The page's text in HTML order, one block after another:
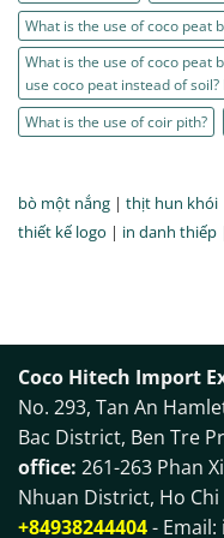
What is the use of coco peat
What is the use of coco peat
use coco peat instead of
What is the use of coir pith?
bò một nắng | thịt hun khói
thiết kế logo | in danh thiếp
Coco Hitech Import
No. 293, Tan An
Bac District, Ben Tre
office: 261-263 Phan
Nhuan District, Ho
+84938244404- Email: